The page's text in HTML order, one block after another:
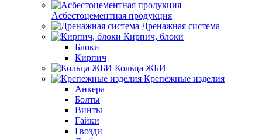
Асбестоцементная продукция
Дренажная система
Кирпич, блоки
Блоки
Кирпич
Кольца ЖБИ
Крепежные изделия
Анкера
Болты
Винты
Гайки
Гвозди